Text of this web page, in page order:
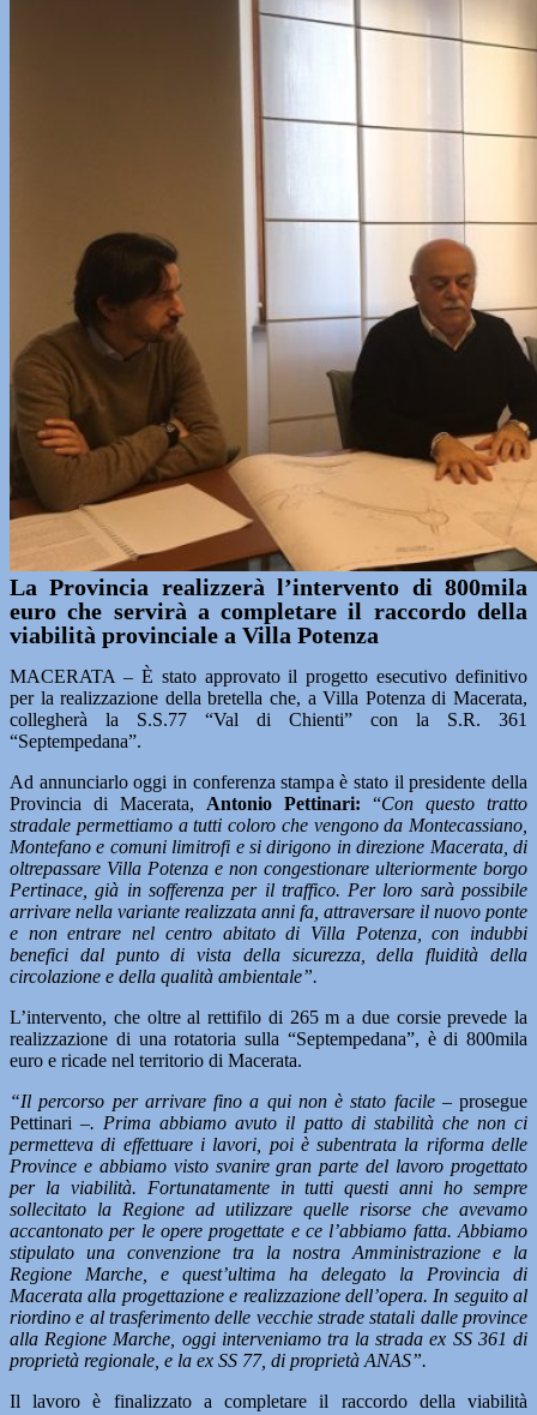
La Provincia realizzerà l’intervento di 800mila
euro che servirà a completare il raccordo della
viabilità provinciale a Villa Potenza
MACERATA – È stato approvato il progetto esecutivo definitivo
per la realizzazione della bretella che, a Villa Potenza di Macerata,
collegherà la S.S.77 “Val di Chienti” con la S.R. 361
“Septempedana”.
Ad annunciarlo oggi in conferenza stampa è stato il presidente della
Provincia di Macerata, Antonio Pettinari: “Con questo tratto
stradale permettiamo a tutti coloro che vengono da Montecassiano,
Montefano e comuni limitrofi e si dirigono in direzione Macerata, di
oltrepassare Villa Potenza e non congestionare ulteriormente borgo
Pertinace, già in sofferenza per il traffico. Per loro sarà possibile
arrivare nella variante realizzata anni fa, attraversare il nuovo ponte
e non entrare nel centro abitato di Villa Potenza, con indubbi
benefici dal punto di vista della sicurezza, della fluidità della
circolazione e della qualità ambientale”.
L’intervento, che oltre al rettifilo di 265 m a due corsie prevede la
realizzazione di una rotatoria sulla “Septempedana”, è di 800mila
euro e ricade nel territorio di Macerata.
“Il percorso per arrivare fino a qui non è stato facile –prosegue
Pettinari –. Prima abbiamo avuto il patto di stabilità che non ci
permetteva di effettuare i lavori, poi è subentrata la riforma delle
Province e abbiamo visto svanire gran parte del lavoro progettato
per la viabilità. Fortunatamente in tutti questi anni ho sempre
sollecitato la Regione ad utilizzare quelle risorse che avevamo
accantonato per le opere progettate e ce l’abbiamo fatta. Abbiamo
stipulato una convenzione tra la nostra Amministrazione e la
Regione Marche, e quest’ultima ha delegato la Provincia di
Macerata alla progettazione e realizzazione dell’opera. In seguito al
riordino e al trasferimento delle vecchie strade statali dalle province
alla Regione Marche, oggi interveniamo tra la strada ex SS 361 di
proprietà regionale, e la ex SS 77, di proprietà ANAS”.
Il lavoro è finalizzato a completare il raccordo della viabilità